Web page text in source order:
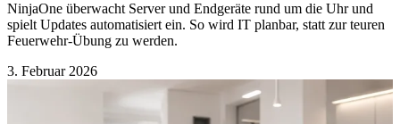
NinjaOne überwacht Server und Endgeräte rund um die Uhr und
spielt Updates automatisiert ein. So wird IT planbar, statt zur teuren
Feuerwehr-Übung zu werden.
3. Februar 2026